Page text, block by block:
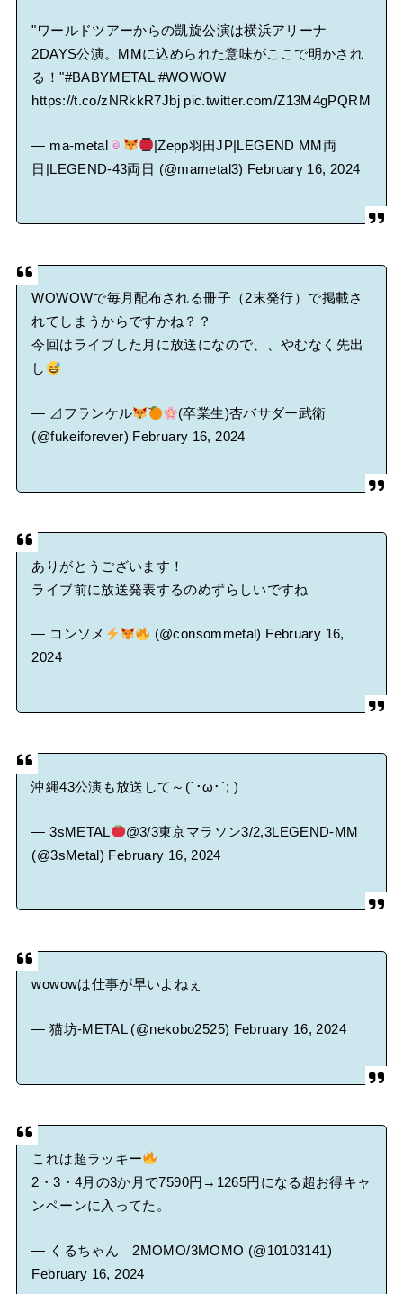
"ワールドツアーからの凱旋公演は横浜アリーナ
2DAYS公演。MMに込められた意味がここで明かされ
る！"#BABYMETAL #WOWOW
https://t.co/zNRkkR7Jbj pic.twitter.com/Z13M4gPQRM
— ma-metal
|Zepp羽田JP|LEGEND MM両
日|LEGEND-43両日 (@mametal3) February 16, 2024
WOWOWで毎月配布される冊子（2末発行）で掲載さ
れてしまうからですかね？？
今回はライブした月に放送になので、、やむなく先出
し
— ⊿フランケル
(卒業生)杏バサダー武衛
(@fukeiforever) February 16, 2024
ありがとうございます！
ライブ前に放送発表するのめずらしいですね
— コンソメ (@consommetal) February 16,
2024
沖縄43公演も放送して～(´･ω･`; )
— 3sMETAL
@3/3東京マラソン3/2,3LEGEND-MM
(@3sMetal) February 16, 2024
wowowは仕事が早いよねぇ
— 猫坊-METAL (@nekobo2525) February 16, 2024
これは超ラッキー
2・3・4月の3か月で7590円→1265円になる超お得キャ
ンペーンに入ってた。
— くるちゃん 2MOMO/3MOMO (@10103141)
February 16, 2024